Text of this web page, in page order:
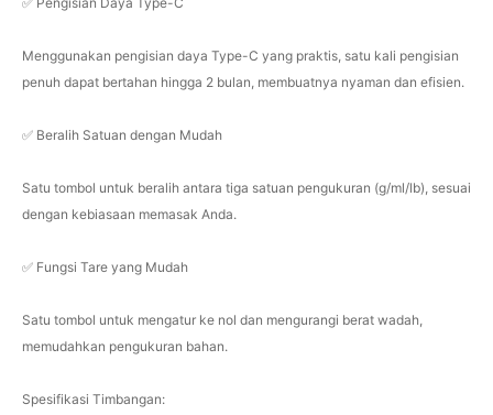
Menggunakan pengisian daya Type-C yang praktis, satu kali pengisian
penuh dapat bertahan hingga 2 bulan, membuatnya nyaman dan efisien.
✅ Beralih Satuan dengan Mudah
Satu tombol untuk beralih antara tiga satuan pengukuran (g/ml/lb), sesuai
dengan kebiasaan memasak Anda.
✅ Fungsi Tare yang Mudah
Satu tombol untuk mengatur ke nol dan mengurangi berat wadah,
memudahkan pengukuran bahan.
Spesifikasi Timbangan: